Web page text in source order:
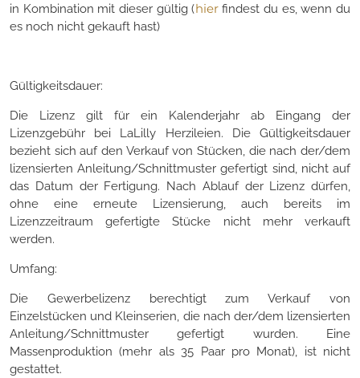
in Kombination mit dieser gültig (hierfindest du es, wenn du
es noch nicht gekauft hast)
Gültigkeitsdauer:
Die Lizenz gilt für ein Kalenderjahr ab Eingang der
Lizenzgebühr bei LaLilly Herzileien. Die Gültigkeitsdauer
bezieht sich auf den Verkauf von Stücken, die nach der/dem
lizensierten Anleitung/Schnittmuster gefertigt sind, nicht auf
das Datum der Fertigung. Nach Ablauf der Lizenz dürfen,
ohne eine erneute Lizensierung, auch bereits im
Lizenzzeitraum gefertigte Stücke nicht mehr verkauft
werden.
Umfang:
Die Gewerbelizenz berechtigt zum Verkauf von
Einzelstücken und Kleinserien, die nach der/dem lizensierten
Anleitung/Schnittmuster gefertigt wurden. Eine
Massenproduktion (mehr als 35 Paar pro Monat), ist nicht
gestattet.